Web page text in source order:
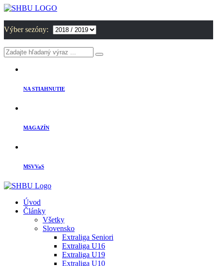
Výber sezóny:
NA STIAHNUTIE
MAGAZÍN
MSVVaS
Úvod
Články
Všetky
Slovensko
Extraliga Seniori
Extraliga U16
Extraliga U19
Extraliga U10